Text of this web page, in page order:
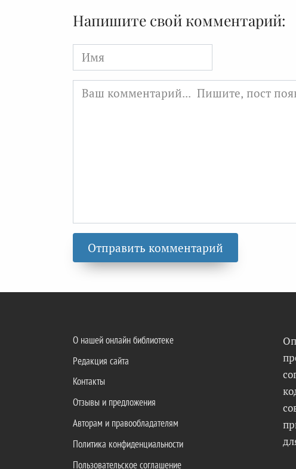
Напишите свой комментарий:
Имя
О нашей онлайн библиотеке
Редакция сайта
Контакты
Отзывы и предложения
Авторам и правообладателям
Политика конфиденциальности
Пользовательское соглашение